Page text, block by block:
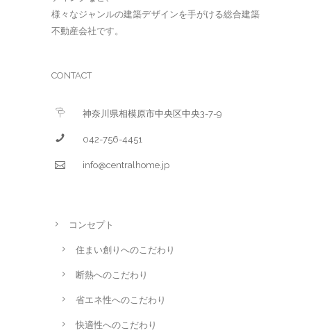
様々なジャンルの建築デザインを手がける総合建築
不動産会社です。
CONTACT
神奈川県相模原市中央区中央3-7-9
042-756-4451
info@centralhome.jp
コンセプト
住まい創りへのこだわり
断熱へのこだわり
省エネ性へのこだわり
快適性へのこだわり